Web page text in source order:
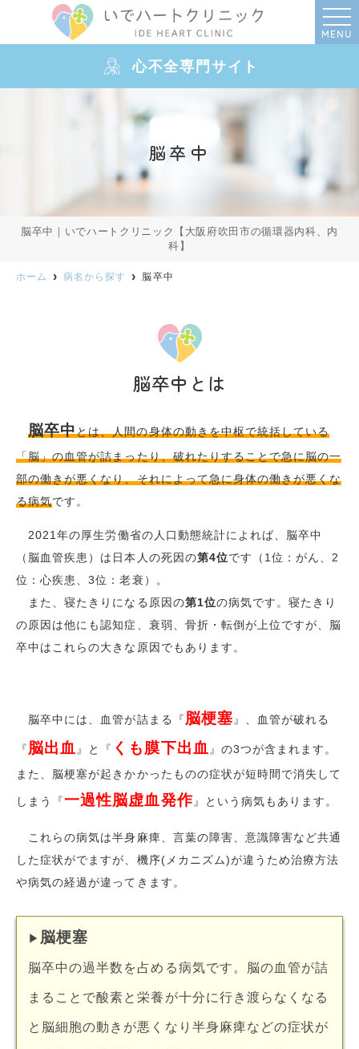
MENU
心不全専門サイト
脳卒中
脳卒中｜いでハートクリニック【大阪府吹田市の循環器内科、内
科】
ホーム 病名から探す 脳卒中
脳卒中とは
脳卒中とは、人間の身体の動きを中枢で統括している
「脳」の血管が詰まったり、破れたりすることで急に脳の一
部の働きが悪くなり、それによって急に身体の働きが悪くな
る病気です。
2021年の厚生労働省の人口動態統計によれば、脳卒中
（脳血管疾患）は日本人の死因の第4位です（ 1位：がん、 2
位：心疾患、3位：老衰）。
また、寝たきりになる原因の第1位の病気です。寝たきり
の原因は他にも認知症、衰弱、骨折・転倒が上位ですが、脳
卒中はこれらの大きな原因でもあります。
脳卒中には、血管が詰まる『 脳梗塞 』、血管が破れる
『 脳出血 』と『 くも膜下出血 』の3つが含まれます。
また、脳梗塞が起きかかったものの症状が短時間で消失して
しまう『一過性脳虚血発作 』という病気もあります。
これらの病気は半身麻痺、言葉の障害、意識障害など共通
した症状がでますが、機序(メカニズム)が違うため治療方法
や病気の経過が違ってきます。
▶︎ 脳梗塞
脳卒中の過半数を占める病気です。脳の血管が詰
まることで酸素と栄養が十分に行き渡らなくなる
と脳細胞の動きが悪くなり半身麻痺などの症状が